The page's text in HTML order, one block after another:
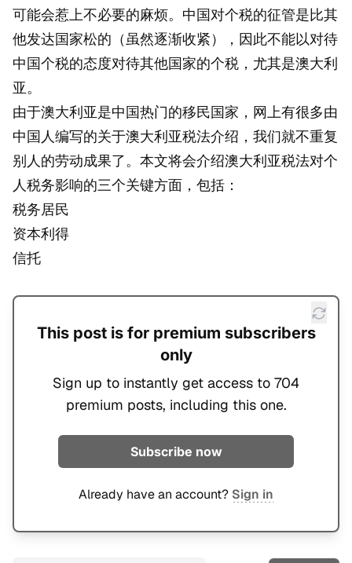
可能会惹上不必要的麻烦。中国对个税的征管是比其
他发达国家松的（虽然逐渐收紧），因此不能以对待
中国个税的态度对待其他国家的个税，尤其是澳大利
亚。
由于澳大利亚是中国热门的移民国家，网上有很多由
中国人编写的关于澳大利亚税法介绍，我们就不重复
别人的劳动成果了。本文将会介绍澳大利亚税法对个
人税务影响的三个关键方面，包括：
税务居民
资本利得
信托
This post is for premium subscribers
only
Sign up to instantly get access to 704
premium posts, including this one.
Subscribe now
Already have an account? Sign in